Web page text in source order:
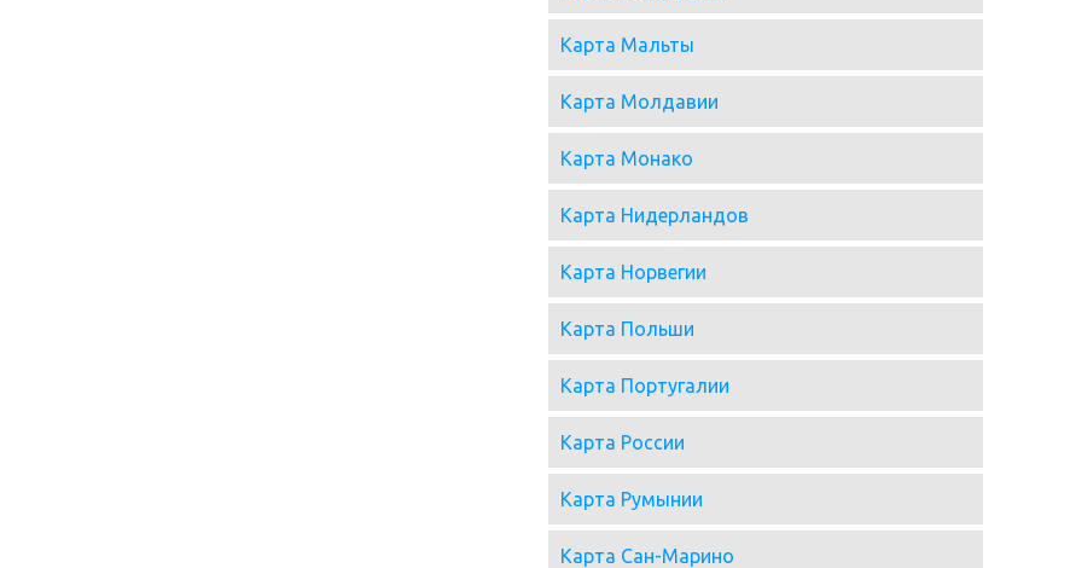
Карта Мальты
Карта Молдавии
Карта Монако
Карта Нидерландов
Карта Норвегии
Карта Польши
Карта Португалии
Карта России
Карта Румынии
Карта Сан-Марино